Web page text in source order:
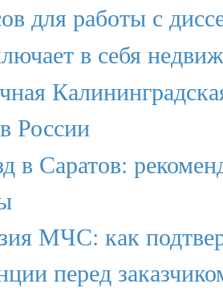
для работы с
в себя
России
в Саратов:
МЧС: как
перед